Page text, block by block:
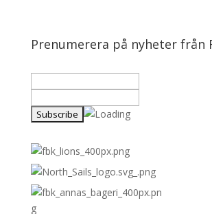
Prenumerera på nyheter från